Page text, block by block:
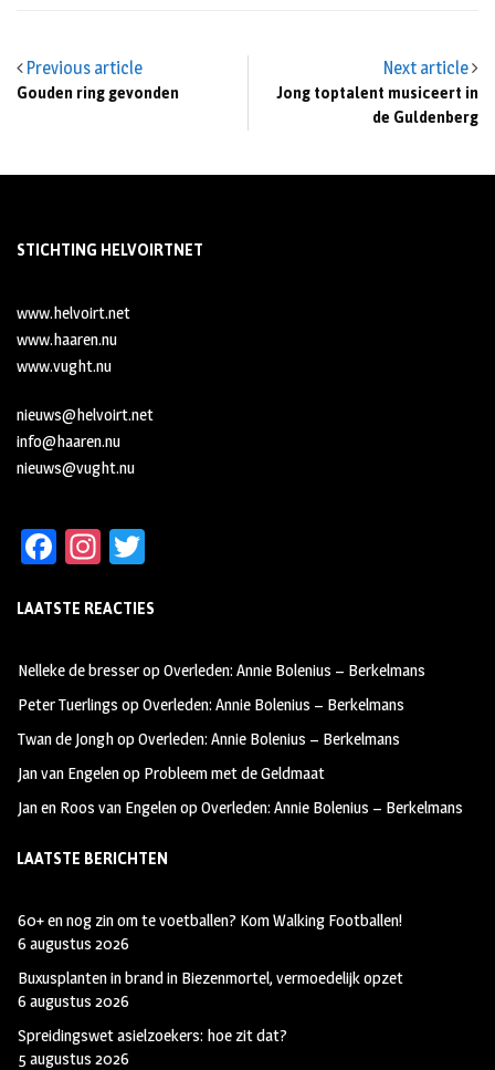
Previous article
Gouden ring gevonden
Next article
Jong toptalent musiceert in
de Guldenberg
STICHTING HELVOIRTNET
www.helvoirt.net
www.haaren.nu
www.vught.nu
nieuws@helvoirt.net
info@haaren.nu
nieuws@vught.nu
Fa
b
oo
k
In
ag
m
tt
LAATSTE REACTIES
Nelleke de bresseropOverleden: Annie Bolenius – Berkelmans
Peter Tuerlings opOverleden: Annie Bolenius – Berkelmans
Twan de JonghopOverleden: Annie Bolenius – Berkelmans
Jan van Engelenop Probleem met de Geldmaat
Jan en Roos van EngelenopOverleden: Annie Bolenius – Berkelmans
LAATSTE BERICHTEN
60+ en nog zin om te voetballen? Kom Walking Footballen!
6 augustus 2026
Buxusplanten in brand in Biezenmortel, vermoedelijk opzet
6 augustus 2026
Spreidingswet asielzoekers: hoe zit dat?
5 augustus 2026